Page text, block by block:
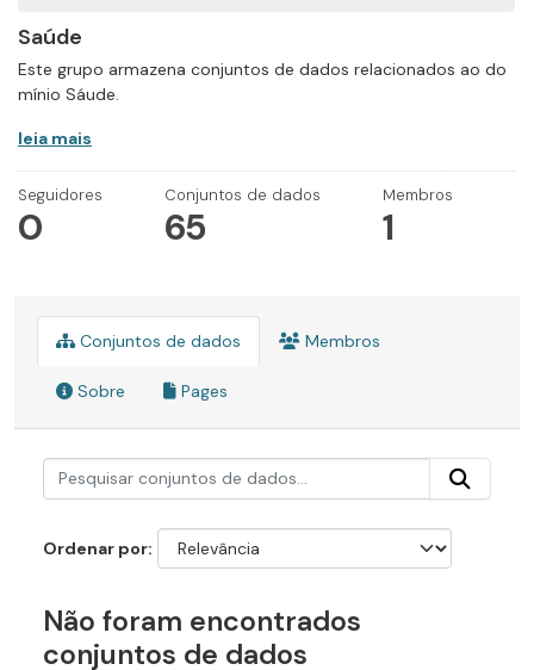
Saúde
Este grupo armazena conjuntos de dados relacionados ao do
mínio Sáude.
leia mais
Seguidores
0
Conjuntos de dados
65
Membros
1
Conjuntos de dados Membros
Sobre Pages
Ordenar por
Não foram encontrados
conjuntos de dados